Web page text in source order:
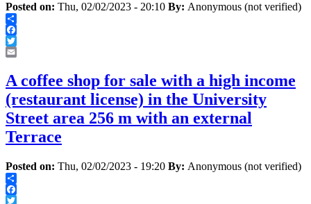
Posted on: Thu, 02/02/2023 - 20:10 By: Anonymous (not verified)
Share
Facebook
Twitter
A coffee shop for sale with a high income
(restaurant license) in the University
Street area 256 m with an external
Terrace
Posted on: Thu, 02/02/2023 - 19:20 By: Anonymous (not verified)
Share
Facebook